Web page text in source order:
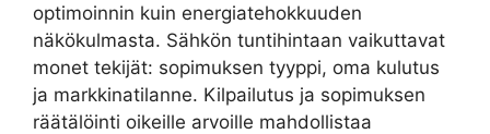
optimoinnin kuin energiatehokkuuden
näkökulmasta. Sähkön tuntihintaan vaikuttavat
monet tekijät: sopimuksen tyyppi, oma kulutus
ja markkinatilanne. Kilpailutus ja sopimuksen
räätälöinti oikeille arvoille mahdollistaa